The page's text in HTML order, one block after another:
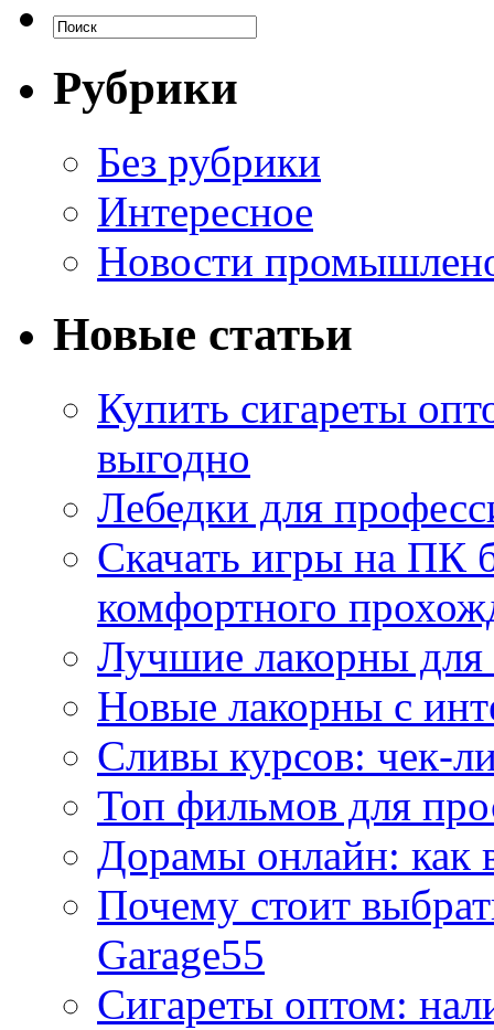
Рубрики
Без рубрики
Интересное
Новости
Новые статьи
Купить сигареты
выгодно
Лебедки для
Скачать игры на ПК
комфортного
Лучшие лакорны для
Новые лакорны с
Сливы курсов: чек-
Топ фильмов для
Дорамы онлайн: как
Почему стоит
Garage55
Сигареты оптом: